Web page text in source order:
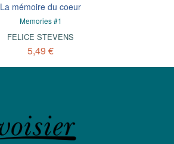
La mémoire du coeur
Memories #1
FELICE STEVENS
5,49 €